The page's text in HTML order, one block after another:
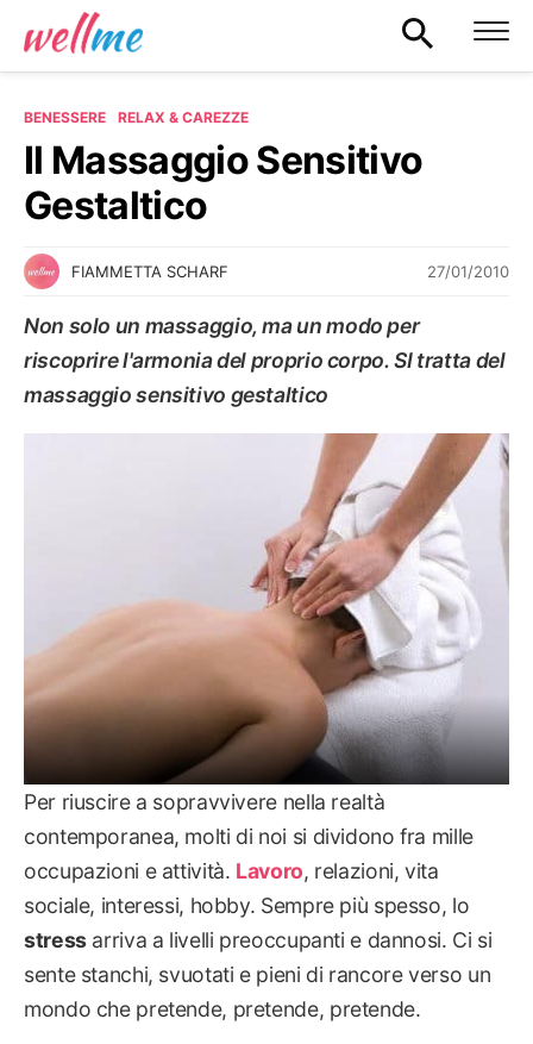
BENESSERE RELAX & CAREZZE
Il Massaggio Sensitivo
Gestaltico
FIAMMETTA SCHARF 27/01/2010
Non solo un massaggio, ma un modo per
riscoprire l'armonia del proprio corpo. SI tratta del
massaggio sensitivo gestaltico
Per riuscire a sopravvivere nella realtà
contemporanea, molti di noi si dividono fra mille
occupazioni e attività. Lavoro, relazioni, vita
sociale, interessi, hobby. Sempre più spesso, lo
stressarriva a livelli preoccupanti e dannosi. Ci si
sente stanchi, svuotati e pieni di rancore verso un
mondo che pretende, pretende, pretende.